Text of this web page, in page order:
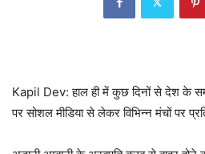
Kapil Dev: हाल ही में कुछ दिनों से देश के
पर सोशल मीडिया से लेकर विभिन्न मंचों पर